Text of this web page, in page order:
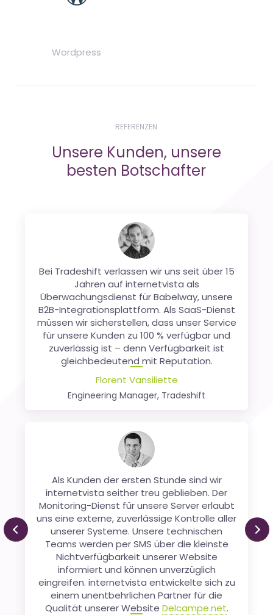
Wordpress
REFERENZEN
Unsere Kunden, unsere
besten Botschafter
Als u met meerdere websites aanwezig
bent inBelgië,Frankrijken zelfs in het
Verenigd Koningkrijkis het niet altijd
gemakkelijk om elke website apart in het
oog te houden. InternetVisa maakt dat
zonder problemen mogelijk. Zo wint u tijd en
vooral geld!
Nicolas Finet
Mede-oprichter,Sortlist
Wir nutzen Internetvista seit 2006 für das
Monitoring unserer Zahlungsplattform. Wir
sind äußerst zufrieden mit den Diensten von
Internetvista, die von Anfang an eine
hervorragende Qualität boten und die
Plattform unseren Bedürfnissen anpassten.
Xavier Thiran
Chief Of Staff, SMB - Worldline ePayments
Bei Tradeshift verlassen wir uns seit über 15
Jahren auf internetvista als
Überwachungsdienst für Babelway, unsere
B2B-Integrationsplattform. Als SaaS-Dienst
müssen wir sicherstellen, dass unser Service
für unsere Kunden zu 100 % verfügbar und
zuverlässig ist – denn Verfügbarkeit ist
gleichbedeutend mit Reputation.
Florent Vansiliette
Engineering Manager, Tradeshift
Als Kunden der ersten Stunde sind wir
internetvista seither treu geblieben. Der
Monitoring-Dienst für unsere Server erlaubt
uns eine externe, zuverlässige Kontrolle aller
unserer Systeme. Unsere technischen
Teams werden per SMS über die kleinste
Nichtverfügbarkeit unserer Website
informiert und können unverzüglich
eingreifen. internetvista entwickelte sich zu
einem unentbehrlichen Partner für die
Qualität unserer Website Delcampe.net.
Previous